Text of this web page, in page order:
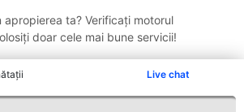
Live chat
apropierea ta? Verificați motorul
doar cele mai bune servicii!